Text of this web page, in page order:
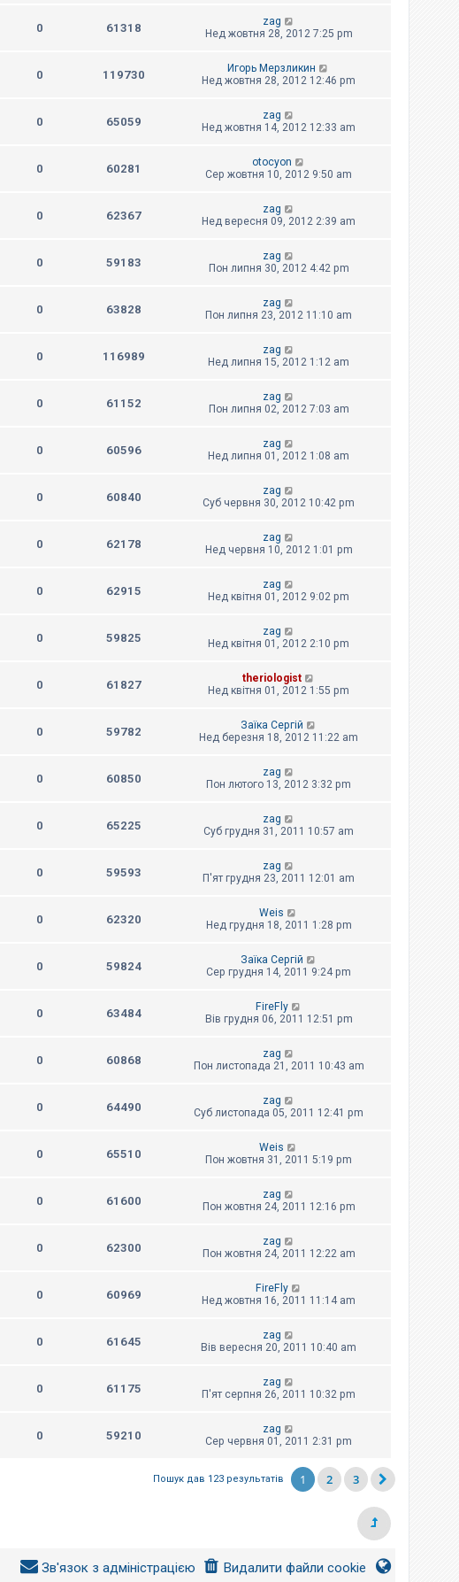
0 61318
zag
Нед жовтня 28, 2012 7:25 pm
0 119730
Игорь Мерзликин
Нед жовтня 28, 2012 12:46 pm
0 65059
zag
Нед жовтня 14, 2012 12:33 am
0 60281
otocyon
Сер жовтня 10, 2012 9:50 am
0 62367
zag
Нед вересня 09, 2012 2:39 am
0 59183
zag
Пон липня 30, 2012 4:42 pm
0 63828
zag
Пон липня 23, 2012 11:10 am
0 116989
zag
Нед липня 15, 2012 1:12 am
0 61152
zag
Пон липня 02, 2012 7:03 am
0 60596
zag
Нед липня 01, 2012 1:08 am
0 60840
zag
Суб червня 30, 2012 10:42 pm
0 62178
zag
Нед червня 10, 2012 1:01 pm
0 62915
zag
Нед квітня 01, 2012 9:02 pm
0 59825
zag
Нед квітня 01, 2012 2:10 pm
0 61827
theriologist
Нед квітня 01, 2012 1:55 pm
0 59782
Заїка Сергій
Нед березня 18, 2012 11:22 am
0 60850
zag
Пон лютого 13, 2012 3:32 pm
0 65225
zag
Суб грудня 31, 2011 10:57 am
0 59593
zag
П'ят грудня 23, 2011 12:01 am
0 62320
Weis
Нед грудня 18, 2011 1:28 pm
0 59824
Заїка Сергій
Сер грудня 14, 2011 9:24 pm
0 63484
FireFly
Вів грудня 06, 2011 12:51 pm
0 60868
zag
Пон листопада 21, 2011 10:43 am
0 64490
zag
Суб листопада 05, 2011 12:41 pm
0 65510
Weis
Пон жовтня 31, 2011 5:19 pm
0 61600
zag
Пон жовтня 24, 2011 12:16 pm
0 62300
zag
Пон жовтня 24, 2011 12:22 am
0 60969
FireFly
Нед жовтня 16, 2011 11:14 am
0 61645
zag
Вів вересня 20, 2011 10:40 am
0 61175
zag
П'ят серпня 26, 2011 10:32 pm
0 59210
zag
Сер червня 01, 2011 2:31 pm
Пошук дав 123 результатів 1 2 3
Видалити файли cookie
Зв'язок з адміністрацією